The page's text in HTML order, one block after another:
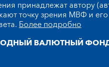
принадлежат автору
точку зрения МВФ и его
Более подробно
ВАЛЮТНЫЙ